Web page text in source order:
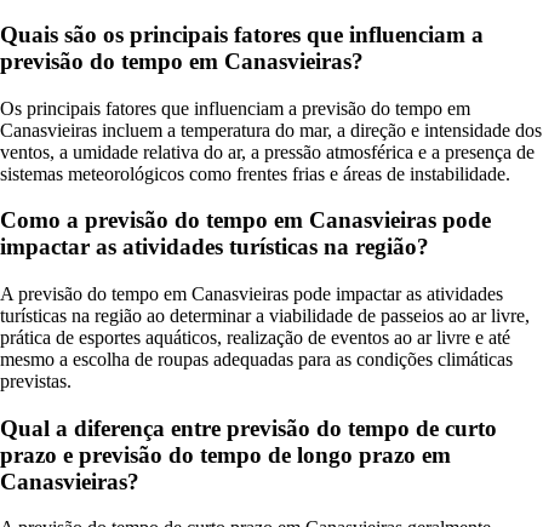
Quais são os principais fatores que influenciam a
previsão do tempo em Canasvieiras?
Os principais fatores que influenciam a previsão do tempo em
Canasvieiras incluem a temperatura do mar, a direção e intensidade dos
ventos, a umidade relativa do ar, a pressão atmosférica e a presença de
sistemas meteorológicos como frentes frias e áreas de instabilidade.
Como a previsão do tempo em Canasvieiras pode
impactar as atividades turísticas na região?
A previsão do tempo em Canasvieiras pode impactar as atividades
turísticas na região ao determinar a viabilidade de passeios ao ar livre,
prática de esportes aquáticos, realização de eventos ao ar livre e até
mesmo a escolha de roupas adequadas para as condições climáticas
previstas.
Qual a diferença entre previsão do tempo de curto
prazo e previsão do tempo de longo prazo em
Canasvieiras?